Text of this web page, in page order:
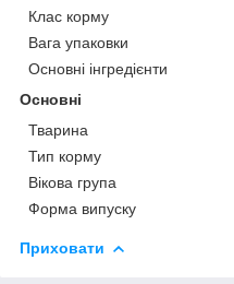
Клас корму
Вага упаковки
Основні інгредієнти
Основні
Тварина
Тип корму
Вікова група
Форма випуску
Приховати